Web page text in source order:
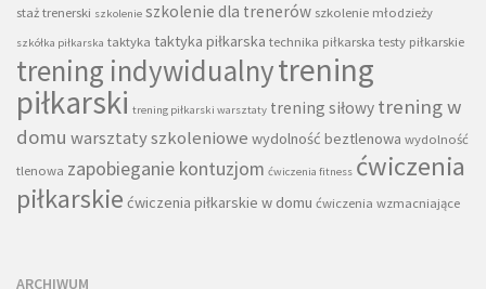
staż trenerski szkolenie szkolenie dla trenerów szkolenie młodzieży
szkółka piłkarska taktyka taktyka piłkarska technika piłkarska testy piłkarskie
trening indywidualnytrening
piłkarski trening piłkarski warsztaty trening siłowy trening w
domu warsztaty szkoleniowe wydolność beztlenowa wydolność
tlenowa zapobieganie kontuzjom ćwiczenia fitness ćwiczenia
piłkarskie ćwiczenia piłkarskie w domu ćwiczenia wzmacniające
ARCHIWUM